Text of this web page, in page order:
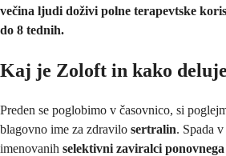
večina ljudi doživi polne terapevtske
do 8 tednih.
Kaj je Zoloft in kako
Preden se poglobimo v časovnico, si
blagovno ime za zdravilo sertralin. Spada
imenovanih selektivni zaviralci